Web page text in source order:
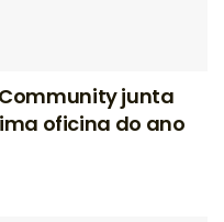
junta
oficina do ano